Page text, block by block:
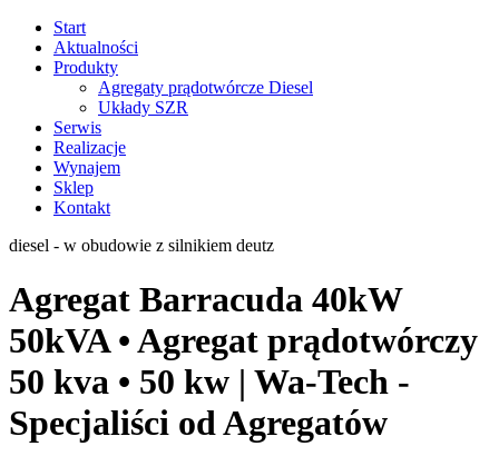
Start
Aktualności
Produkty
Agregaty prądotwórcze Diesel
Układy SZR
Serwis
Realizacje
Wynajem
Sklep
Kontakt
diesel - w obudowie z silnikiem deutz
Agregat Barracuda 40kW
50kVA • Agregat prądotwórczy
50 kva • 50 kw | Wa-Tech -
Specjaliści od Agregatów